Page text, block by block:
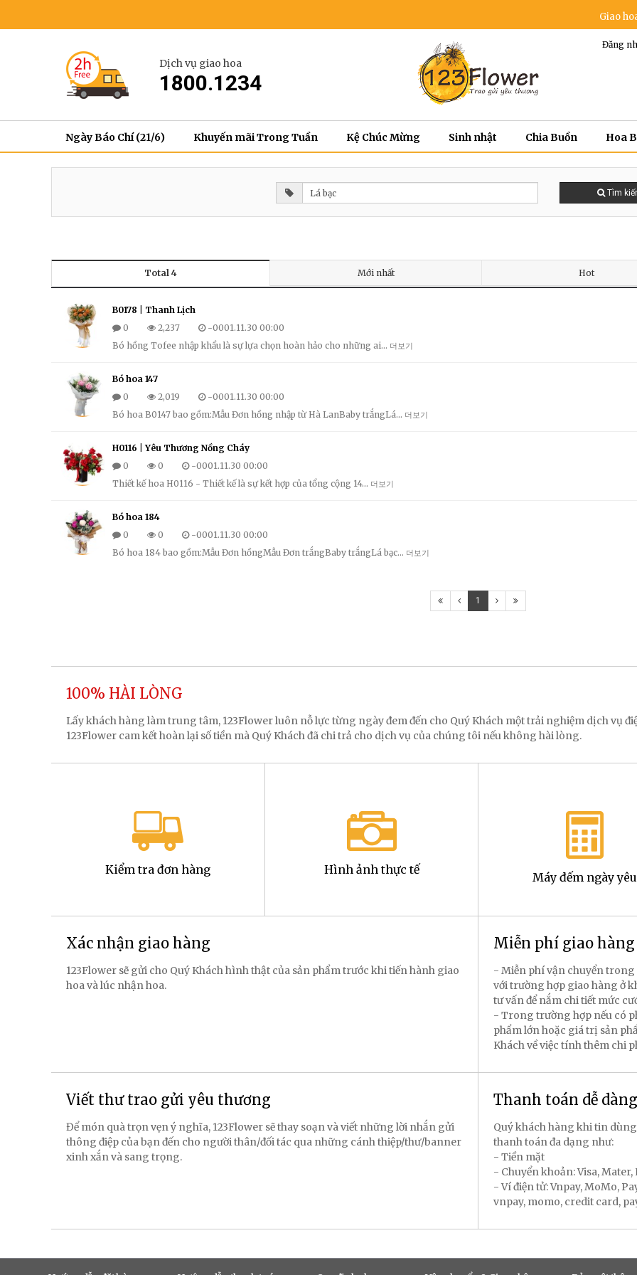
Giao hoa
Dịch vụ giao hoa
1800.1234
Đăng
Ngày Báo Chí (21/6) Khuyến mãi Trong Tuần Kệ Chúc Mừng Sinh nhật Chia Buồn Hoa
Tìm
Total 4 Mới nhất Hot
B0178 | Thanh Lịch
0
2,237
-0001.11.30 00:00
Bó hồng Tofee nhập khẩu là sự lựa chọn hoàn hảo cho những ai… 더보기
Bó hoa 147
0
2,019
-0001.11.30 00:00
Bó hoa B0147 bao gồm:Mẫu Đơn hồng nhập từ Hà LanBaby trắngLá… 더보기
H0116 | Yêu Thương Nồng Cháy
0
0
-0001.11.30 00:00
Thiết kế hoa H0116 - Thiết kế là sự kết hợp của tổng cộng 14… 더보기
Bó hoa 184
0
0
-0001.11.30 00:00
Bó hoa 184 bao gồm:Mẫu Đơn hồngMẫu Đơn trắngBaby trắngLá bạc… 더보기
1
100% HÀI LÒNG
Lấy khách hàng làm trung tâm, 123Flower luôn nỗ lực từng ngày đem đến cho Quý Khách một trải nghiệm dịch vụ
123Flower cam kết hoàn lại số tiền mà Quý Khách đã chi trả cho dịch vụ của chúng tôi nếu không hài lòng.
Kiểm tra đơn hàng Hình ảnh thực tế
Máy đếm ngày yêu
Xác nhận giao hàng
123Flower sẽ gửi cho Quý Khách hình thật của sản phẩm trước khi tiến hành giao
hoa và lúc nhận hoa.
Miễn phí giao hàng
- Miễn phí vận chuyển
với trường hợp giao hàng ở
tư vấn để nắm chi tiết mức
- Trong trường hợp nếu có
phẩm lớn hoặc giá trị sản
Khách về việc tính thêm chi
Viết thư trao gửi yêu thương
Để món quà trọn vẹn ý nghĩa, 123Flower sẽ thay soạn và viết những lời nhắn gửi
thông điệp của bạn đến cho người thân/đối tác qua những cánh thiệp/thư/banner
xinh xắn và sang trọng.
Thanh toán dễ dàng
Quý khách hàng khi tin
thanh toán đa dạng như:
- Tiền mặt
- Chuyển khoản: Visa, Mater,
- Ví điện tử: Vnpay, MoMo,
vnpay, momo, credit card,